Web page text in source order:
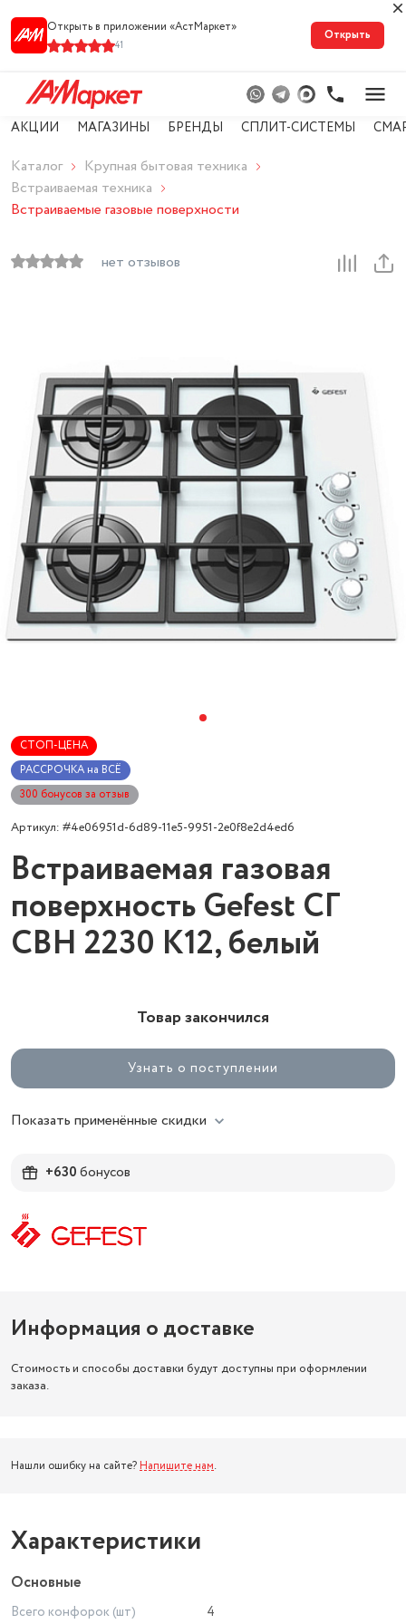
Открыть в приложении «АстМарке‪т‬»
41
Открыть
АКЦИИ МАГАЗИНЫ БРЕНДЫ СПЛИТ-СИСТЕМЫ
Каталог
Крупная бытовая техника
Встраиваемая техника
Встраиваемые газовые поверхности
нет отзывов
СТОП-ЦЕНА
РАССРОЧКА на ВСЁ
300 бонусов за отзыв
Артикул: #4e06951d-6d89-11e5-9951-2e0f8e2d4ed6
Встраиваемая газовая
поверхность Gefest СГ
СВН 2230 К12, белый
Товар закончился
Узнать о поступлении
Показать применённые скидки
+630бонусов
Информация о доставке
Стоимость и способы доставки будут доступны при оформлении
заказа.
Нашли ошибку на сайте? Напишите нам.
Характеристики
Основные
Всего конфорок (шт)
4